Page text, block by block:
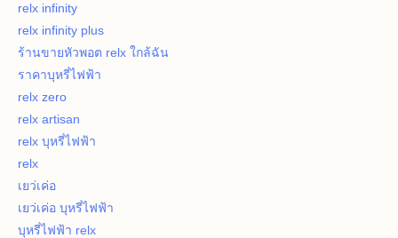
relx infinity
relx infinity plus
ร้านขายหัวพอต relx ใกล้ฉัน
ราคาบุหรี่ไฟฟ้า
relx zero
relx artisan
relx บุหรี่ไฟฟ้า
relx
เยว่เค่อ
เยว่เค่อ บุหรี่ไฟฟ้า
บุหรี่ไฟฟ้า relx